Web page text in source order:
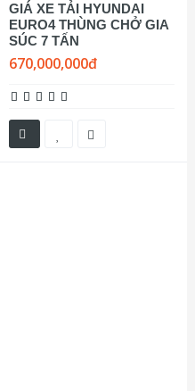
GIÁ XE TẢI HYUNDAI
EURO4 THÙNG CHỞ GIA
SÚC 7 TẤN
670,000,000đ